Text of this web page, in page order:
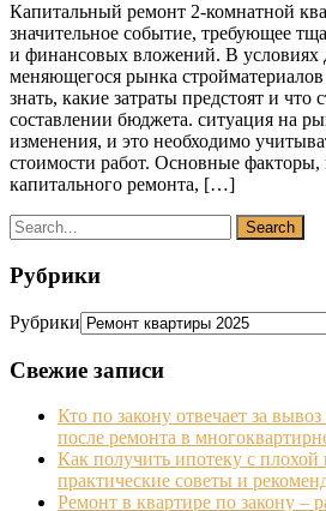
Капитальный ремонт 2-комнатной
значительное событие, требующее
и финансовых вложений. В условиях
меняющегося рынка стройматериалов
знать, какие затраты предстоят и что
составлении бюджета. ситуация на
изменения, и это необходимо
стоимости работ. Основные
капитального ремонта, […]
Рубрики
Рубрики
Свежие записи
Кто по закону отвечает за
после ремонта в
Как получить ипотеку с
практические советы и
Ремонт в квартире по закону –